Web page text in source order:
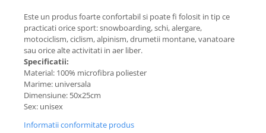
Este un produs foarte confortabil si poate fi folosit in tip ce
practicati orice sport: snowboarding, schi, alergare,
motociclism, ciclism, alpinism, drumetii montane, vanatoare
sau orice alte activitati in aer liber.
Specificatii:
Material: 100% microfibra poliester
Marime: universala
Dimensiune: 50x25cm
Sex: unisex
Informatii conformitate produs